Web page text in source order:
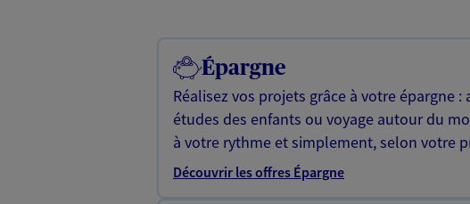
Épargne
Réalisez vos projets grâce à votre épargne
études des enfants ou voyage autour du
à votre rythme et simplement, selon votre
Découvrir les offres Épargne